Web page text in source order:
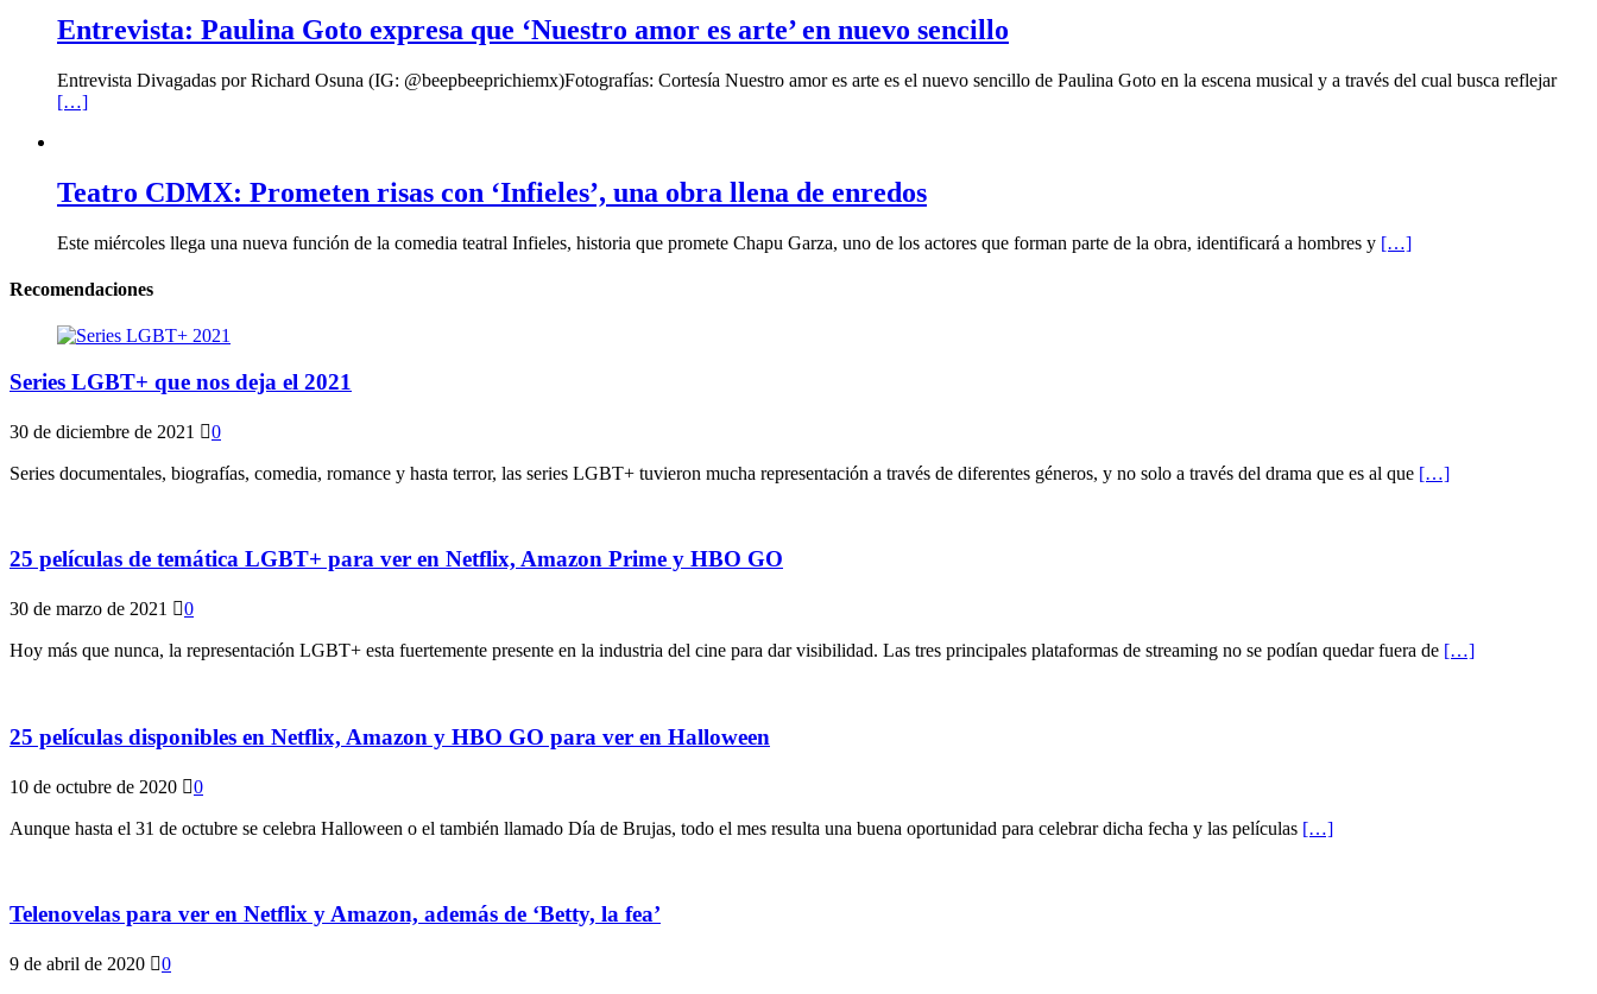
Entrevista: Paulina Goto expresa que ‘Nuestro amor es arte’ en nuevo sencillo
Entrevista Divagadas por Richard Osuna (IG: @beepbeeprichiemx)Fotografías: Cortesía Nuestro amor es arte es el nuevo sencillo de Paulina Goto en la escena musical y a través del cual busca reflejar
[…]
Teatro CDMX: Prometen risas con ‘Infieles’, una obra llena de enredos
Este miércoles llega una nueva función de la comedia teatral Infieles, historia que promete Chapu Garza, uno de los actores que forman parte de la obra, identificará a hombres y […]
Recomendaciones
Series LGBT+ que nos deja el 2021
30 de diciembre de 2021 0
Series documentales, biografías, comedia, romance y hasta terror, las series LGBT+ tuvieron mucha representación a través de diferentes géneros, y no solo a través del drama que es al que […]
25 películas de temática LGBT+ para ver en Netflix, Amazon Prime y HBO GO
30 de marzo de 2021 0
Hoy más que nunca, la representación LGBT+ esta fuertemente presente en la industria del cine para dar visibilidad. Las tres principales plataformas de streaming no se podían quedar fuera de […]
25 películas disponibles en Netflix, Amazon y HBO GO para ver en Halloween
10 de octubre de 2020 0
Aunque hasta el 31 de octubre se celebra Halloween o el también llamado Día de Brujas, todo el mes resulta una buena oportunidad para celebrar dicha fecha y las películas […]
Telenovelas para ver en Netflix y Amazon, además de ‘Betty, la fea’
9 de abril de 2020 0